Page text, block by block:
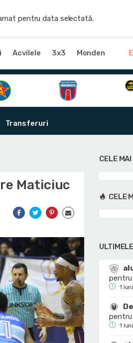
pentru data selectată.
Acvilele 3x3 Monden
Transferuri
Maticiuc
CELE
CELE
pentru
1
pentru
1